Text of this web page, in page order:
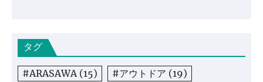
タグ
#ARASAWA(15) #アウトドア (19)